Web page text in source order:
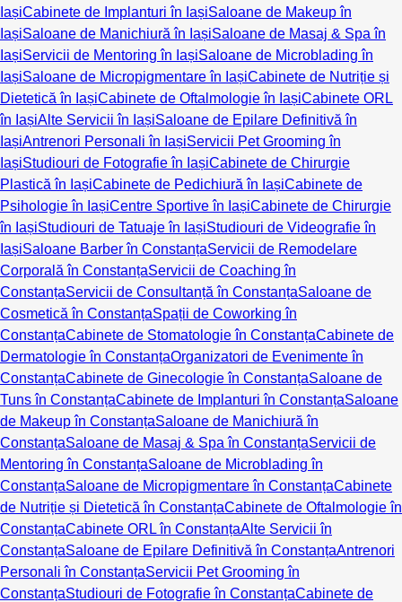
IașiCabinete de Implanturi în IașiSaloane de Makeup în
IașiSaloane de Manichiură în IașiSaloane de Masaj & Spa în
IașiServicii de Mentoring în IașiSaloane de Microblading în
IașiSaloane de Micropigmentare în IașiCabinete de Nutriție și
Dietetică în IașiCabinete de Oftalmologie în IașiCabinete ORL
în IașiAlte Servicii în IașiSaloane de Epilare Definitivă în
IașiAntrenori Personali în IașiServicii Pet Grooming în
IașiStudiouri de Fotografie în IașiCabinete de Chirurgie
Plastică în IașiCabinete de Pedichiură în IașiCabinete de
Psihologie în IașiCentre Sportive în IașiCabinete de Chirurgie
în IașiStudiouri de Tatuaje în IașiStudiouri de Videografie în
IașiSaloane Barber în ConstanțaServicii de Remodelare
Corporală în ConstanțaServicii de Coaching în
ConstanțaServicii de Consultanță în ConstanțaSaloane de
Cosmetică în ConstanțaSpații de Coworking în
ConstanțaCabinete de Stomatologie în ConstanțaCabinete de
Dermatologie în ConstanțaOrganizatori de Evenimente în
ConstanțaCabinete de Ginecologie în ConstanțaSaloane de
Tuns în ConstanțaCabinete de Implanturi în ConstanțaSaloane
de Makeup în ConstanțaSaloane de Manichiură în
ConstanțaSaloane de Masaj & Spa în ConstanțaServicii de
Mentoring în ConstanțaSaloane de Microblading în
ConstanțaSaloane de Micropigmentare în ConstanțaCabinete
de Nutriție și Dietetică în ConstanțaCabinete de Oftalmologie în
ConstanțaCabinete ORL în ConstanțaAlte Servicii în
ConstanțaSaloane de Epilare Definitivă în ConstanțaAntrenori
Personali în ConstanțaServicii Pet Grooming în
ConstanțaStudiouri de Fotografie în ConstanțaCabinete de